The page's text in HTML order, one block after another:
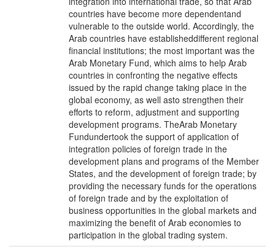
countries have become more dependentand
vulnerable to the outside world. Accordingly, the
Arab countries have establisheddifferent regional
financial institutions; the most important was the
Arab Monetary Fund, which aims to help Arab
countries in confronting the negative effects
issued by the rapid change taking place in the
global economy, as well asto strengthen their
efforts to reform, adjustment and supporting
development programs. TheArab Monetary
Fundundertook the support of application of
integration policies of foreign trade in the
development plans and programs of the Member
States, and the development of foreign trade; by
providing the necessary funds for the operations
of foreign trade and by the exploitation of
business opportunities in the global markets and
maximizing the benefit of Arab economies to
participation in the global trading system.